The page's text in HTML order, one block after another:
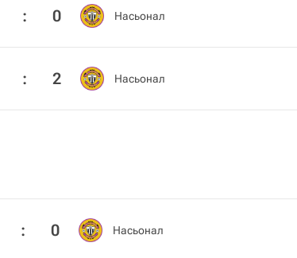
: 0 Насьонал
: 2 Насьонал
: 0 Насьонал